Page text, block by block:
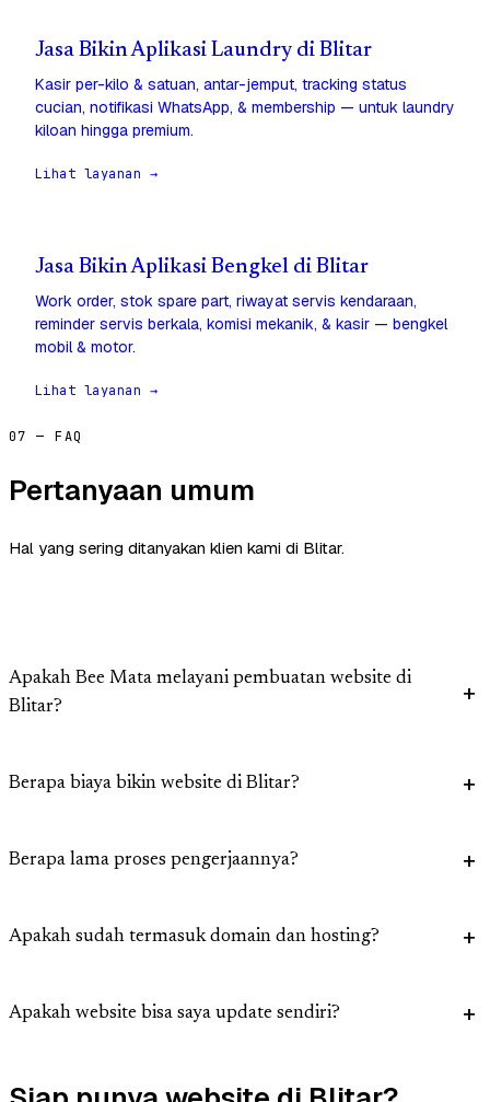
Jasa Bikin Aplikasi Laundry di Blitar
Kasir per-kilo & satuan, antar-jemput, tracking status
cucian, notifikasi WhatsApp, & membership — untuk laundry
kiloan hingga premium.
Lihat layanan →
Jasa Bikin Aplikasi Bengkel di Blitar
Work order, stok spare part, riwayat servis kendaraan,
reminder servis berkala, komisi mekanik, & kasir — bengkel
mobil & motor.
Lihat layanan →
07 — FAQ
Pertanyaan umum
Hal yang sering ditanyakan klien kami di Blitar.
Apakah Bee Mata melayani pembuatan website di
Blitar?
Berapa biaya bikin website di Blitar?
Berapa lama proses pengerjaannya?
Apakah sudah termasuk domain dan hosting?
Apakah website bisa saya update sendiri?